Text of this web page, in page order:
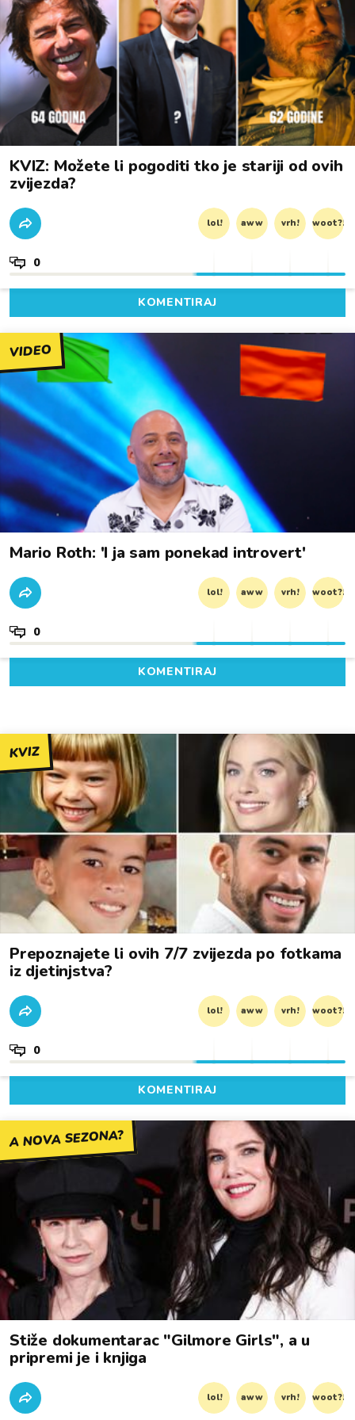
KVIZ: Možete li pogoditi tko je stariji od ovih
zvijezda?
lol! aww vrh! woot?!
0
KOMENTIRAJ
VIDEO
Mario Roth: 'I ja sam ponekad introvert'
lol! aww vrh! woot?!
0
KOMENTIRAJ
KVIZ
Prepoznajete li ovih 7/7 zvijezda po fotkama
iz djetinjstva?
lol! aww vrh! woot?!
0
KOMENTIRAJ
A NOVA SEZONA?
Stiže dokumentarac "Gilmore Girls", a u
pripremi je i knjiga
lol! aww vrh! woot?!